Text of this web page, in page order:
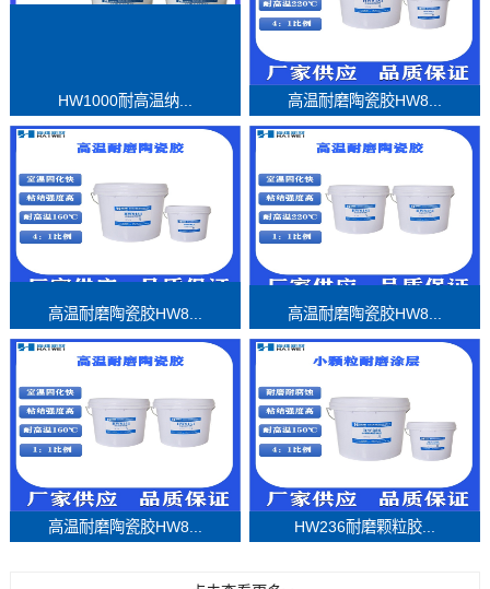
HW1000耐高温纳... 高温耐磨陶瓷胶HW8...
高温耐磨陶瓷胶HW8... 高温耐磨陶瓷胶HW8...
高温耐磨陶瓷胶HW8... HW236耐磨颗粒胶...